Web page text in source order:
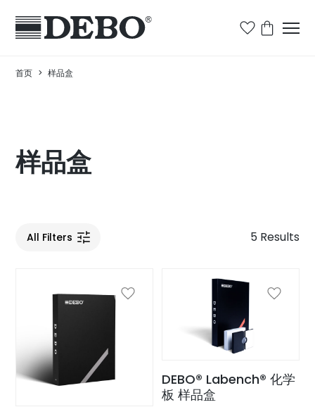
首页 > 样品盒
样品盒
All Filters 5 Results
DEBO® Labench® 化学
板 样品盒